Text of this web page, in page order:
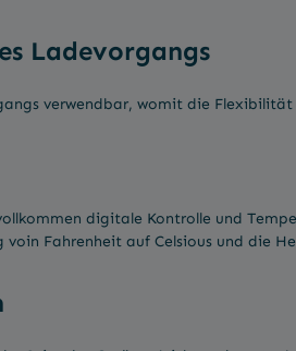
Ladevorgangs
verwendbar, womit die
digitale Kontrolle und
Fahrenheit auf Celsious und die